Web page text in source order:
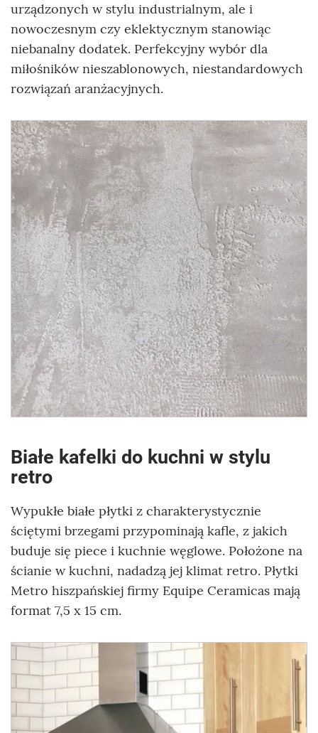
urządzonych w stylu industrialnym, ale i
nowoczesnym czy eklektycznym stanowiąc
niebanalny dodatek. Perfekcyjny wybór dla
miłośników nieszablonowych, niestandardowych
rozwiązań aranżacyjnych.
Białe kafelki do kuchni w stylu
retro
Wypukłe białe płytki z charakterystycznie
ściętymi brzegami przypominają kafle, z jakich
buduje się piece i kuchnie węglowe. Położone na
ścianie w kuchni, nadadzą jej klimat retro. Płytki
Metro hiszpańskiej firmy Equipe Ceramicas mają
format 7,5 x 15 cm.